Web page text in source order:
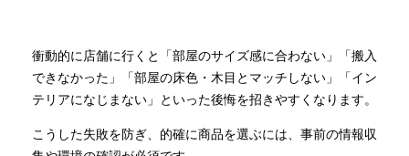
衝動的に店舗に行くと「部屋のサイズ感に合わない」「搬入
できなかった」「部屋の床色・木目とマッチしない」「イン
テリアになじまない」といった後悔を招きやすくなります。
こうした失敗を防ぎ、的確に商品を選ぶには、事前の情報収